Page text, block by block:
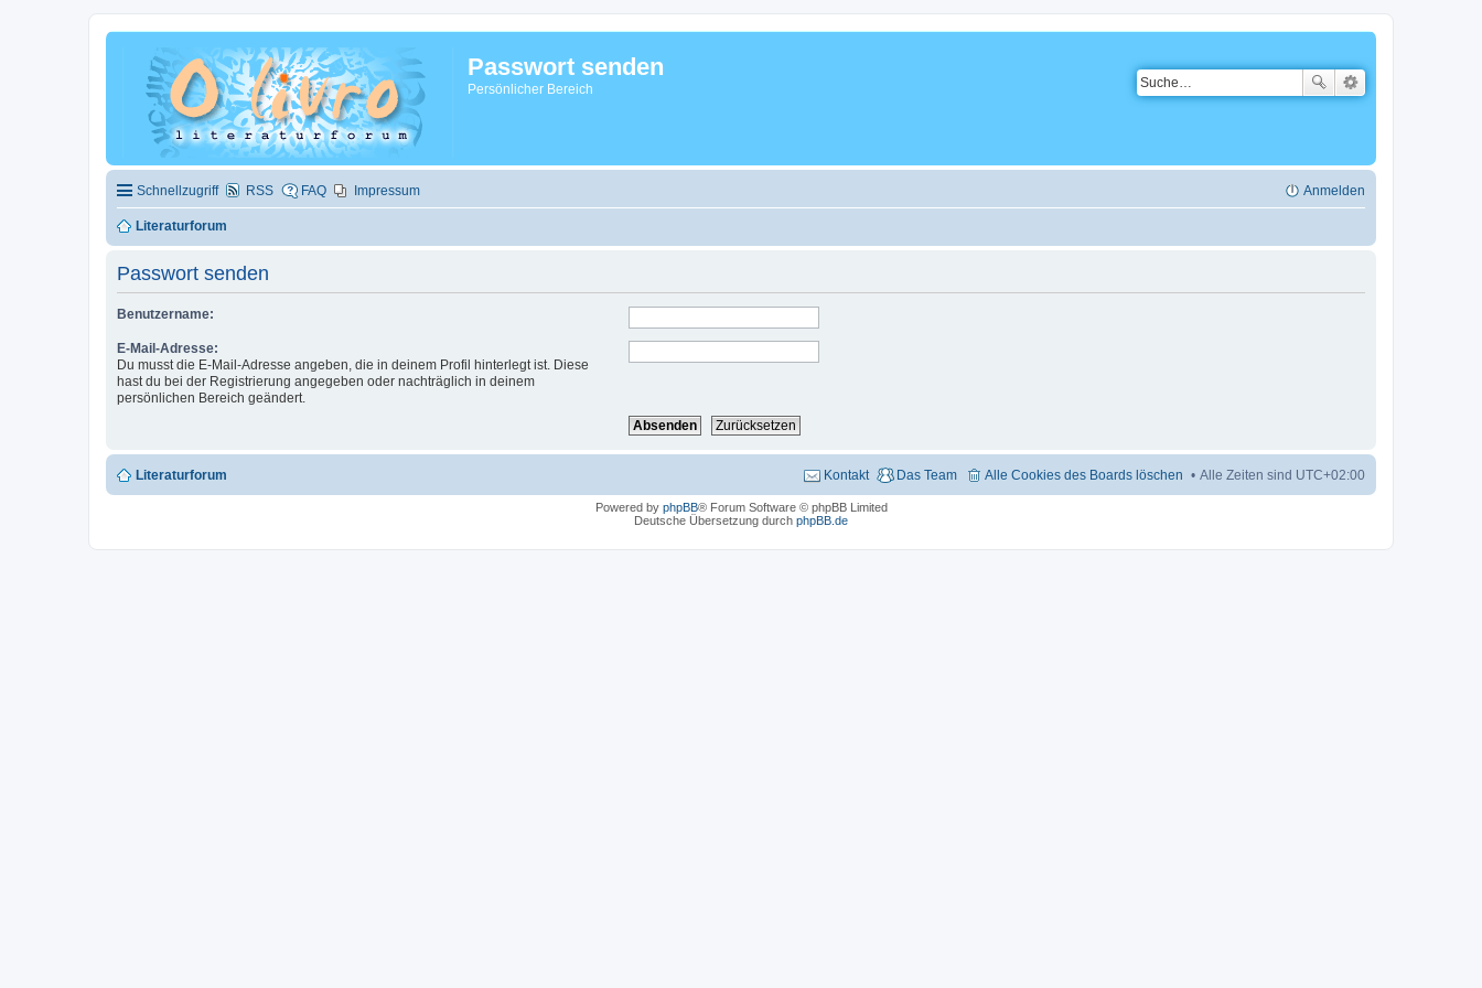
Passwort senden
Persönlicher Bereich
Schnellzugriff RSS FAQ Impressum Anmelden
Literaturforum
Passwort senden
Benutzername:
E-Mail-Adresse:
Du musst die E-Mail-Adresse angeben, die in deinem Profil hinterlegt ist. Diese
hast du bei der Registrierung angegeben oder nachträglich in deinem
persönlichen Bereich geändert.
Literaturforum Alle Zeiten sind UTC+02:00
Alle Cookies des Boards löschen
Das Team
Kontakt
Powered by phpBB® Forum Software © phpBB Limited
Deutsche Übersetzung durch phpBB.de